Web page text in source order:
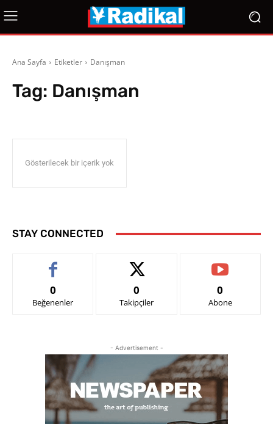
Ana Sayfa Etiketler Danışman
Tag: Danışman
Gösterilecek bir içerik yok
STAY CONNECTED
0
Beğenenler
0
Takipçiler
0
Abone
- Advertisement -